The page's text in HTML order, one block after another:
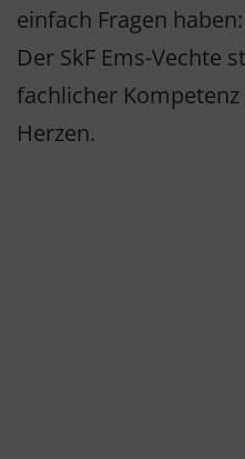
einfach Fragen haben:
Der SkF Ems-Vechte
fachlicher
Herzen.